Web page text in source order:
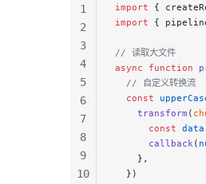
import {
import {
// 读取大文件
async function
  // 自定义转换流
  const
    transform
(
      const
data
      callback
(
    },
  })
1
2
3
4
5
6
7
8
9
10